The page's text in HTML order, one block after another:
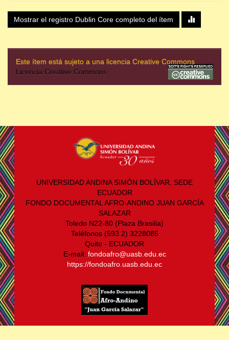
Mostrar el registro Dublin Core completo del ítem
Este ítem está sujeto a una licencia Creative Commons
Licencia Creative Commons
UNIVERSIDAD ANDINA SIMÓN BOLÍVAR, SEDE
ECUADOR
FONDO DOCUMENTAL AFRO-ANDINO JUAN GARCÍA
SALAZAR
Toledo N22-80 (Plaza Brasilia)
Teléfonos (593 2) 3228085
Quito - ECUADOR
E-mail: fondoafro@uasb.edu.ec
https://fondoafro.uasb.edu.ec